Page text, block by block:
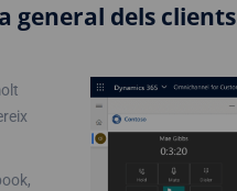
general dels clients